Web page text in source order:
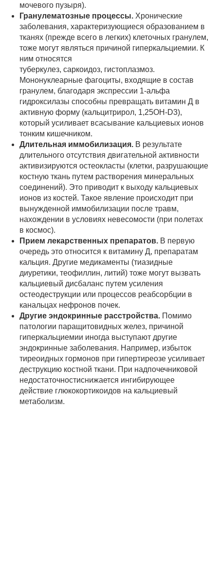
мочевого пузыря).
Гранулематозные процессы. Хронические
заболевания, характеризующиеся образованием в
тканях (прежде всего в легких) клеточных гранулем,
тоже могут являться причиной гиперкальциемии. К
ним относятся
туберкулез, саркоидоз, гистоплазмоз.
Мононуклеарные фагоциты, входящие в состав
гранулем, благодаря экспрессии 1-альфа
гидроксилазы способны превращать витамин Д в
активную форму (кальцитрирол, 1,25OH-D3),
который усиливает всасывание кальциевых ионов
тонким кишечником.
Длительная иммобилизация. В результате
длительного отсутствия двигательной активности
активизируются остеокласты (клетки, разрушающие
костную ткань путем растворения минеральных
соединений). Это приводит к выходу кальциевых
ионов из костей. Такое явление происходит при
вынужденной иммобилизации после травм,
нахождении в условиях невесомости (при полетах
в космос).
Прием лекарственных препаратов. В первую
очередь это относится к витамину Д, препаратам
кальция. Другие медикаменты (тиазидные
диуретики, теофиллин, литий) тоже могут вызвать
кальциевый дисбаланс путем усиления
остеодеструкции или процессов реабсорбции в
канальцах нефронов почек.
Другие эндокринные расстройства. Помимо
патологии паращитовидных желез, причиной
гиперкальциемии иногда выступают другие
эндокринные заболевания. Например, избыток
тиреоидных гормонов при гипертиреозе усиливает
деструкцию костной ткани. При надпочечниковой
недостаточностиснижается ингибирующее
действие глюкокортикоидов на кальциевый
метаболизм.